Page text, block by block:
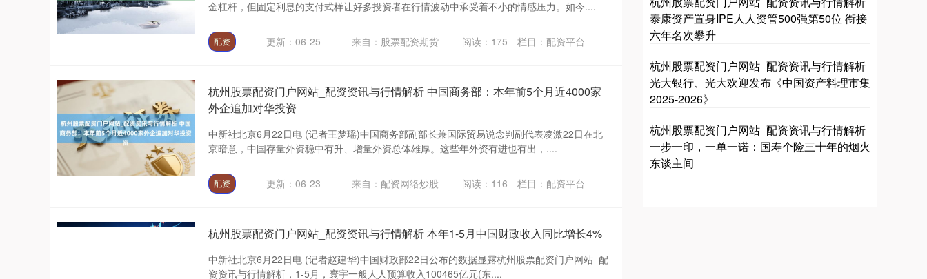
金杠杆，但固定利息的支付式样让好多投资者在行情波动中承受着不小的情感压力。如今....
配资 更新：06-25 来自：股票配资期货 阅读： 175 栏目： 配资平台
杭州股票配资门户网站_配资资讯与行情解析 中国商务部：本年前5个月近4000家
外企追加对华投资
中新社北京6月22日电 (记者王梦瑶)中国商务部副部长兼国际贸易说念判副代表凌激22日在北
京暗意，中国存量外资稳中有升、增量外资总体雄厚。这些年外资有进也有出，....
配资 更新：06-23 来自：配资网络炒股 阅读： 116 栏目： 配资平台
杭州股票配资门户网站_配资资讯与行情解析 本年1-5月中国财政收入同比增长4%
中新社北京6月22日电 (记者赵建华)中国财政部22日公布的数据显露杭州股票配资门户网站_配
资资讯与行情解析，1-5月，寰宇一般人人预算收入100465亿元(东....
国债指数 229.69 +0.10 +0.04%
期指IC0 7877.80 +164.40 +2.13%
泰康资产置身IPE人人资管500强第50位 衔接
六年名次攀升
杭州股票配资门户网站_配资资讯与行情解析
光大银行、光大欢迎发布《中国资产料理市集
2025-2026》
杭州股票配资门户网站_配资资讯与行情解析
一步一印，一单一诺：国寿个险三十年的烟火
东谈主间